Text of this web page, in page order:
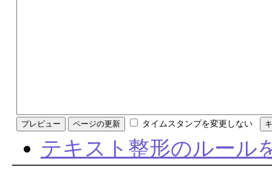
タイムスタンプを変更しない
テキスト整形のルール